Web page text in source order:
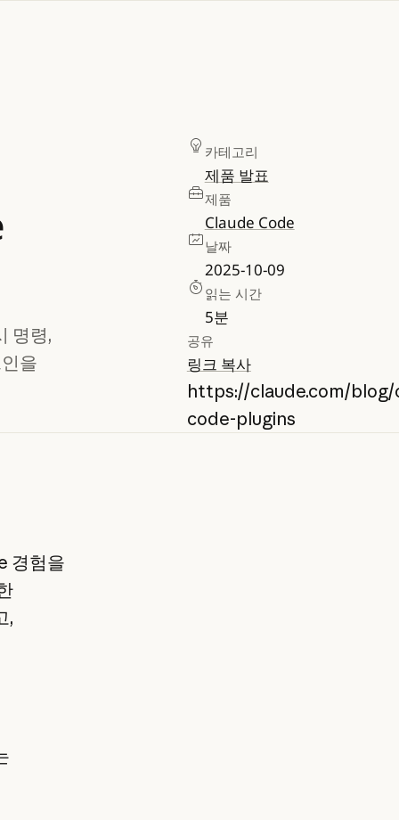
명령,
을
카테고리
제품 발표
제품
Claude Code
날짜
2025-10-09
읽는 시간
5분
공유
링크 복사
https://claude.com/blog/
code-plugins
경험을
,